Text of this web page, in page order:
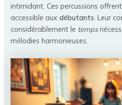
intimidant. Ces percussions
accessible auxdébutants. Leur
considérablement le temps
mélodies harmonieuses.